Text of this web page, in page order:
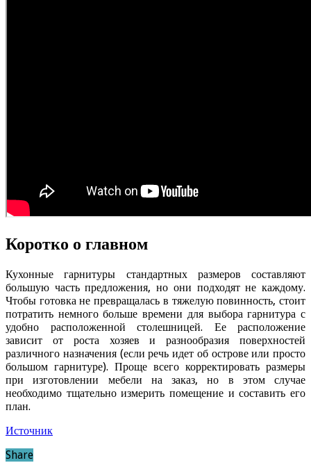
Коротко о главном
Кухонные гарнитуры стандартных размеров составляют
большую часть предложения, но они подходят не каждому.
Чтобы готовка не превращалась в тяжелую повинность, стоит
потратить немного больше времени для выбора гарнитура с
удобно расположенной столешницей. Ее расположение
зависит от роста хозяев и разнообразия поверхностей
различного назначения (если речь идет об острове или просто
большом гарнитуре). Проще всего корректировать размеры
при изготовлении мебели на заказ, но в этом случае
необходимо тщательно измерить помещение и составить его
план.
Источник
Share